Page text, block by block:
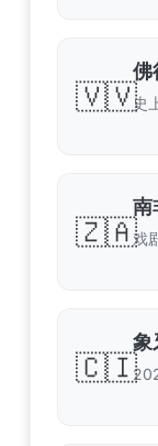
🇻🇻
佛
史
🇿🇦
南
戏
🇨🇮
象